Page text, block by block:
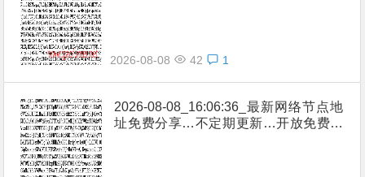
2026-08-08 42 1
2026-08-08_16:06:36_最新网络节点地
址免费分享…不定期更新…开放免费分